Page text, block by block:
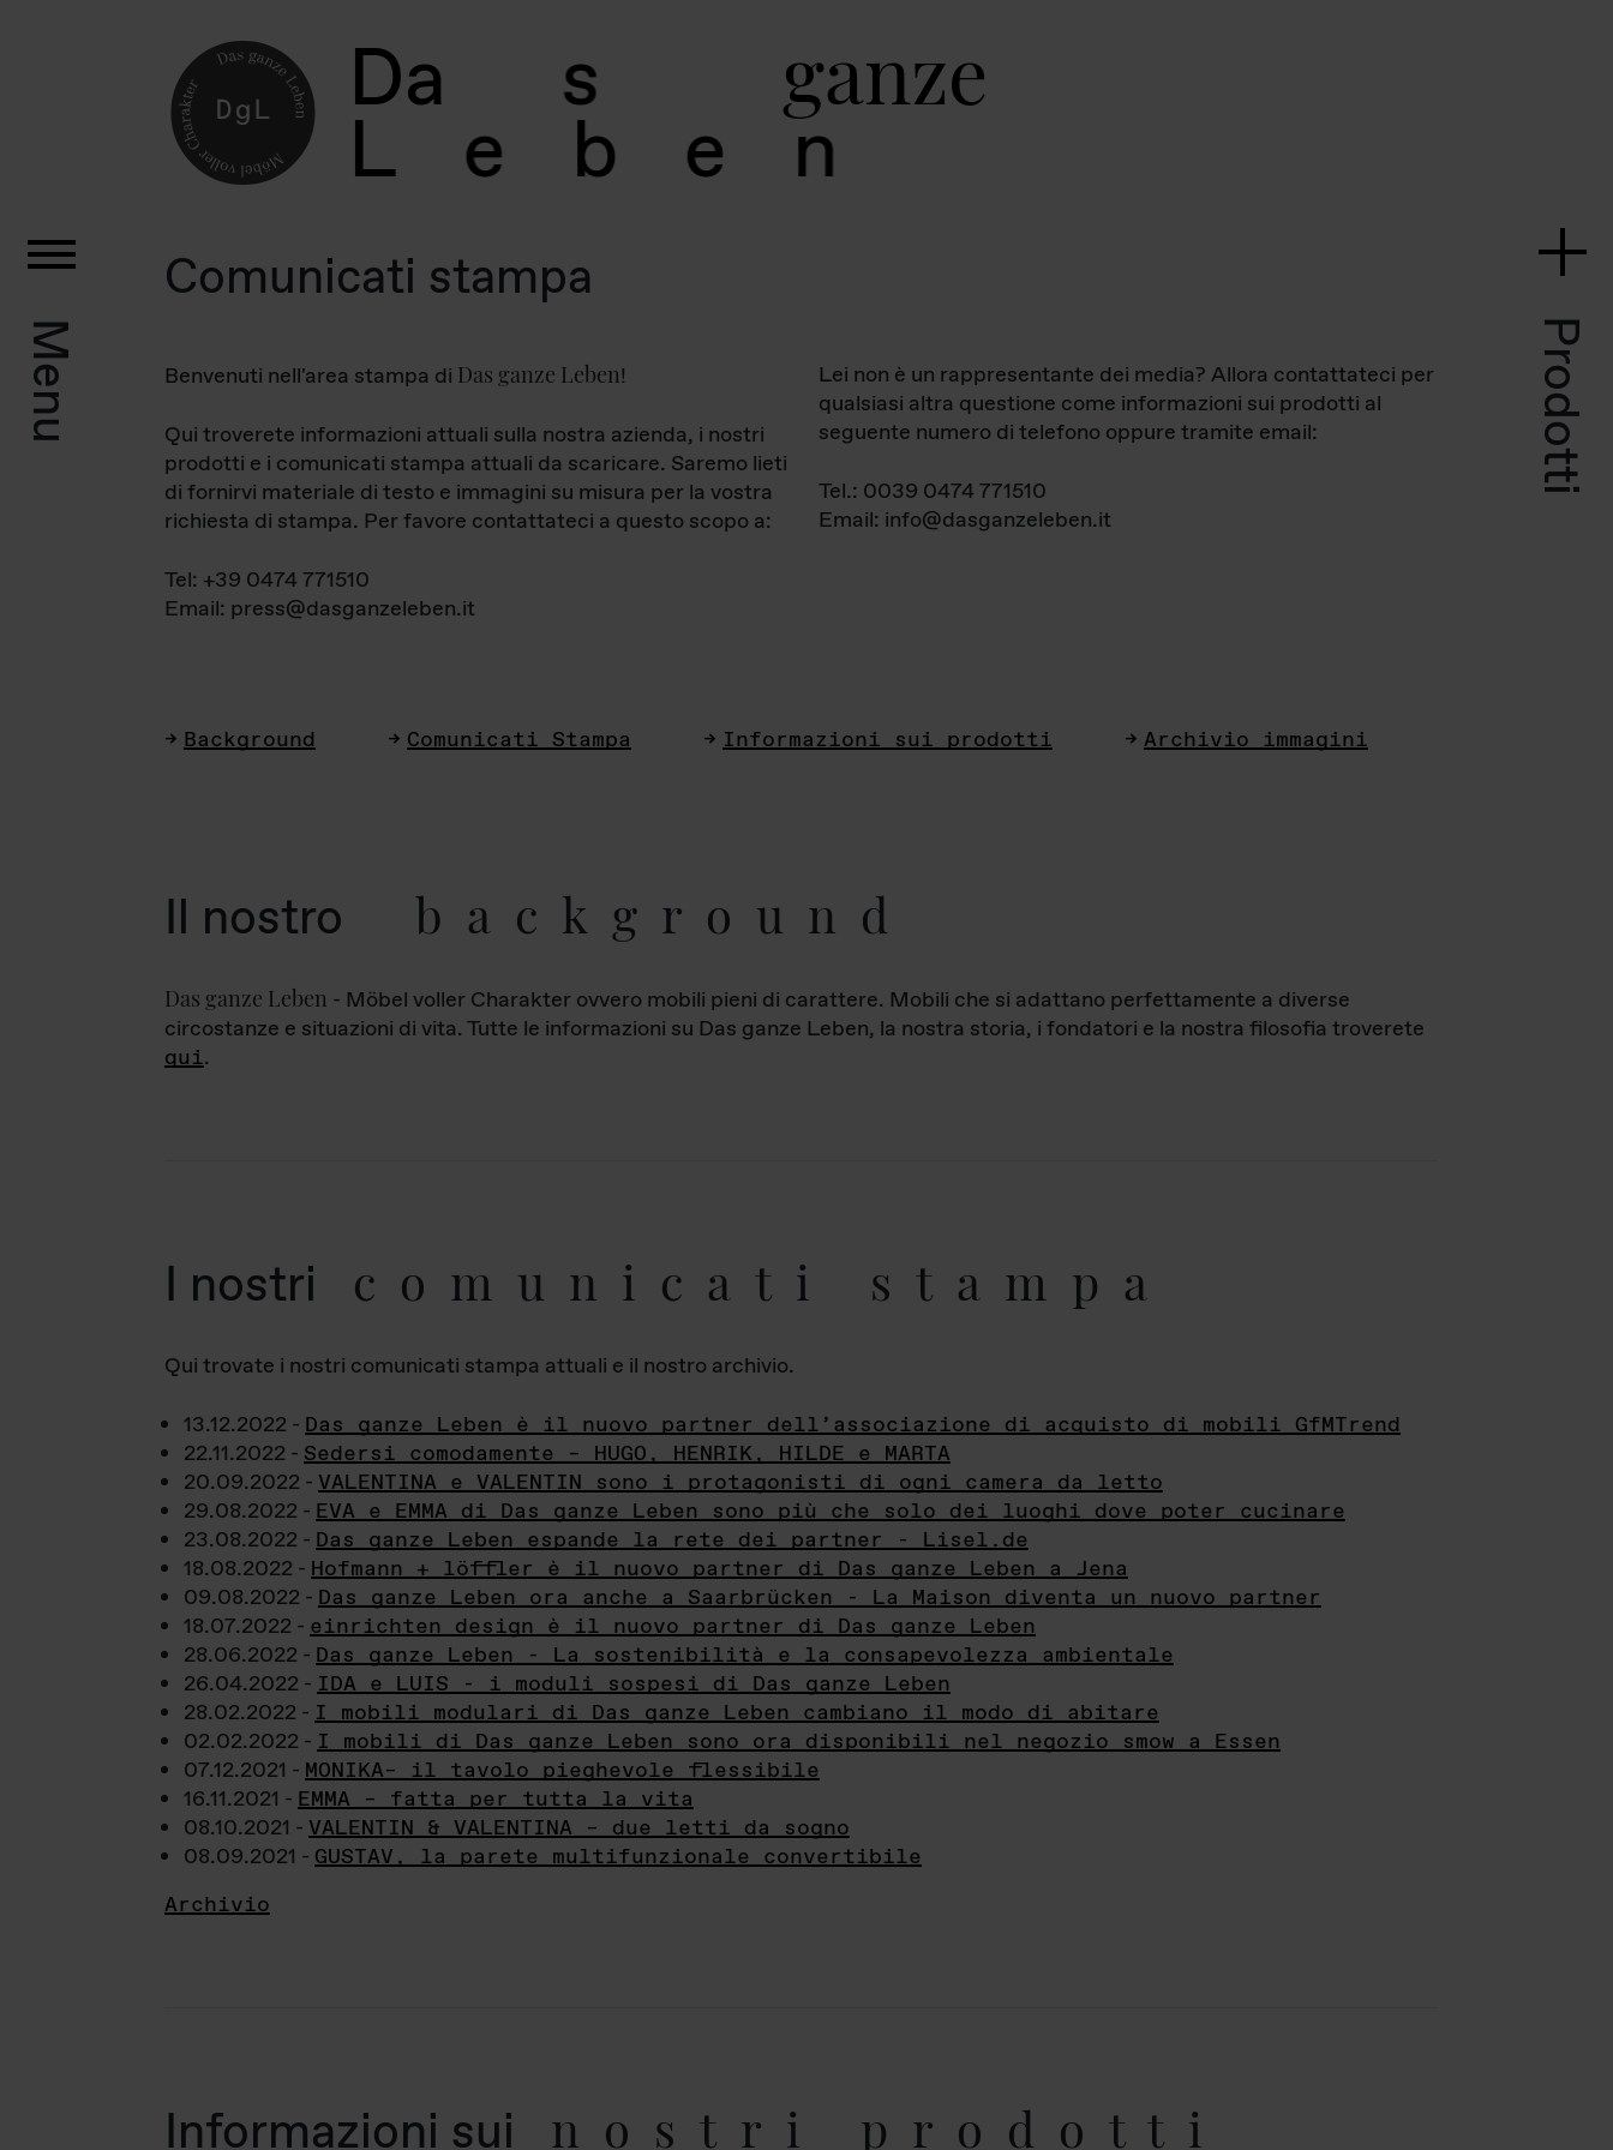
Da s ganz
L e b e
Menu Prodotti
Comunicati stampa
Benvenuti nell'area stampa di Das ganze Leben!
Qui troverete informazioni attuali sulla nostra azienda, i nostri
prodotti e i comunicati stampa attuali da scaricare. Saremo lieti
di fornirvi materiale di testo e immagini su misura per la vostra
richiesta di stampa. Per favore contattateci a questo scopo a:
Tel: +39 0474 771510
Email: press@dasganzeleben.it
Lei non è un rappresentante dei media? Allora contattateci per
qualsiasi altra questione come informazioni sui prodotti al
seguente numero di telefono oppure tramite email:
Tel.: 0039 0474 771510
Email: info@dasganzeleben.it
Background Comunicati Stampa Informazioni sui prodotti Archivio immagini
Il nostro background
Das ganze Leben - Möbel voller Charakter ovvero mobili pieni di carattere. Mobili che si adattano perfettamente a diverse
circostanze e situazioni di vita. Tutte le informazioni su Das ganze Leben, la nostra storia, i fondatori e la nostra filosofia troverete
qui.
I nostri comunicati stampa
Qui trovate i nostri comunicati stampa attuali e il nostro archivio.
13.12.2022 - Das ganze Leben è il nuovo partner dell’associazione di acquisto di mobili GfMTrend
22.11.2022 - Sedersi comodamente – HUGO, HENRIK, HILDE e MARTA
20.09.2022 - VALENTINA e VALENTIN sono i protagonisti di ogni camera da letto
29.08.2022 - EVA e EMMA di Das ganze Leben sono più che solo dei luoghi dove poter cucinare
23.08.2022 - Das ganze Leben espande la rete dei partner - Lisel.de
18.08.2022 - Hofmann + löffler è il nuovo partner di Das ganze Leben a Jena
09.08.2022 - Das ganze Leben ora anche a Saarbrücken - La Maison diventa un nuovo partner
18.07.2022 - einrichten design è il nuovo partner di Das ganze Leben
28.06.2022 - Das ganze Leben - La sostenibilità e la consapevolezza ambientale
26.04.2022 - IDA e LUIS - i moduli sospesi di Das ganze Leben
28.02.2022 - I mobili modulari di Das ganze Leben cambiano il modo di abitare
02.02.2022 - I mobili di Das ganze Leben sono ora disponibili nel negozio smow a Essen
07.12.2021 - MONIKA– il tavolo pieghevole flessibile
16.11.2021 - EMMA – fatta per tutta la vita
08.10.2021 - VALENTIN & VALENTINA – due letti da sogno
08.09.2021 - GUSTAV, la parete multifunzionale convertibile
Archivio
Informazioni sui nostri prodotti